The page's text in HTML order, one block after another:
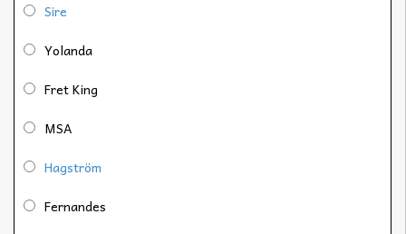
Sire
Yolanda
Fret King
MSA
Hagström
Fernandes